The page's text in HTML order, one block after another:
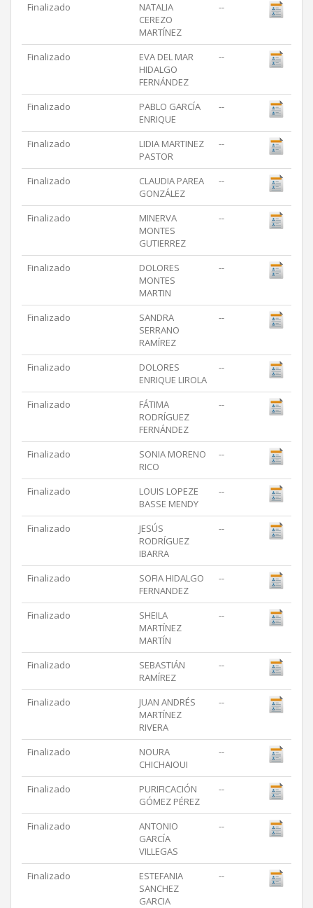
Finalizado
NATALIA
CEREZO
MARTÍNEZ
--
Finalizado
EVA DEL MAR
HIDALGO
FERNÁNDEZ
--
Finalizado
PABLO GARCÍA
ENRIQUE
--
Finalizado
LIDIA MARTINEZ
PASTOR
--
Finalizado
CLAUDIA PAREA
GONZÁLEZ
--
Finalizado
MINERVA
MONTES
GUTIERREZ
--
Finalizado
DOLORES
MONTES
MARTIN
--
Finalizado
SANDRA
SERRANO
RAMÍREZ
--
Finalizado
DOLORES
ENRIQUE LIROLA
--
Finalizado
FÁTIMA
RODRÍGUEZ
FERNÁNDEZ
--
Finalizado
SONIA MORENO
RICO
--
Finalizado
LOUIS LOPEZE
BASSE MENDY
--
Finalizado
JESÚS
RODRÍGUEZ
IBARRA
--
Finalizado
SOFIA HIDALGO
FERNANDEZ
--
Finalizado
SHEILA
MARTÍNEZ
MARTÍN
--
Finalizado
SEBASTIÁN
RAMÍREZ
--
Finalizado
JUAN ANDRÉS
MARTÍNEZ
RIVERA
--
Finalizado
NOURA
CHICHAIOUI
--
Finalizado
PURIFICACIÓN
GÓMEZ PÉREZ
--
Finalizado
ANTONIO
GARCÍA
VILLEGAS
--
Finalizado
ESTEFANIA
SANCHEZ
GARCIA
--